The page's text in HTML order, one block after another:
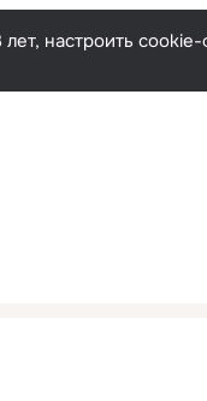
настроить